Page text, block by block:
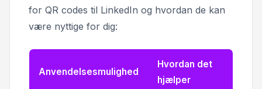
for QR codes til LinkedIn og hvordan de kan
være nyttige for dig:
Anvendelsesmulighed
Hvordan det
hjælper